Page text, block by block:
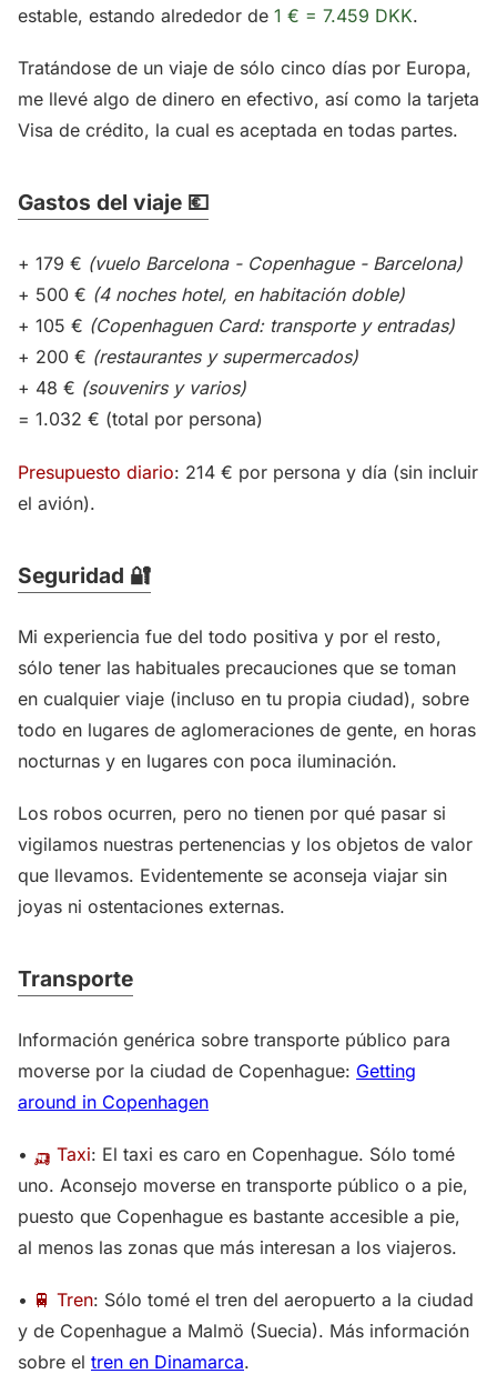
estable, estando alrededor de 1 € = 7.459 DKK.
Tratándose de un viaje de sólo cinco días por Europa,
me llevé algo de dinero en efectivo, así como la tarjeta
Visa de crédito, la cual es aceptada en todas partes.
Gastos del viaje 💶
+ 179 € (vuelo Barcelona - Copenhague - Barcelona)
+ 500 € (4 noches hotel, en habitación doble)
+ 105 € (Copenhaguen Card: transporte y entradas)
+ 200 € (restaurantes y supermercados)
+ 48 € (souvenirs y varios)
= 1.032 € (total por persona)
Presupuesto diario: 214 € por persona y día (sin incluir
el avión).
Seguridad 🔐
Mi experiencia fue del todo positiva y por el resto,
sólo tener las habituales precauciones que se toman
en cualquier viaje (incluso en tu propia ciudad), sobre
todo en lugares de aglomeraciones de gente, en horas
nocturnas y en lugares con poca iluminación.
Los robos ocurren, pero no tienen por qué pasar si
vigilamos nuestras pertenencias y los objetos de valor
que llevamos. Evidentemente se aconseja viajar sin
joyas ni ostentaciones externas.
Transporte
Información genérica sobre transporte público para
moverse por la ciudad de Copenhague: Getting
around in Copenhagen
• 🛺 Taxi: El taxi es caro en Copenhague. Sólo tomé
uno. Aconsejo moverse en transporte público o a pie,
puesto que Copenhague es bastante accesible a pie,
al menos las zonas que más interesan a los viajeros.
• 🚆 Tren: Sólo tomé el tren del aeropuerto a la ciudad
y de Copenhague a Malmö (Suecia). Más información
sobre el tren en Dinamarca.